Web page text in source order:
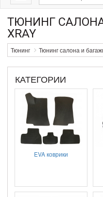
ТЮНИНГ
XRAY
Тюнинг Тюнинг салона и
КАТЕГОРИИ
EVA коврики